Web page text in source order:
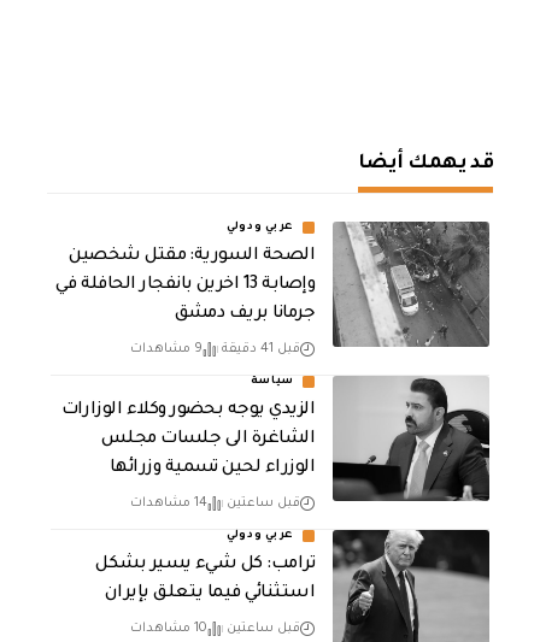
قد يهمك أيضا
عربي ودولي
الصحة السورية: مقتل شخصين
وإصابة 13 اخرين بانفجار الحافلة في
جرمانا بريف دمشق
قبل 41 دقيقة 9 مشاهدات
سياسة
الزيدي يوجه بحضور وكلاء الوزارات
الشاغرة الى جلسات مجلس
الوزراء لحين تسمية وزرائها
قبل ساعتين 14 مشاهدات
عربي ودولي
ترامب: كل شيء يسير بشكل
استثنائي فيما يتعلق بإيران
قبل ساعتين 10 مشاهدات